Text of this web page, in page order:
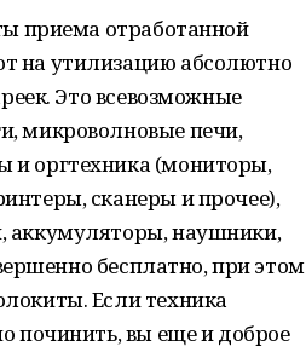
приема отработанной
на утилизацию абсолютно
Это всевозможные
микроволновые печи,
и оргтехника (мониторы,
сканеры и прочее),
аккумуляторы, наушники,
бесплатно, при этом
Если техника
починить, вы еще и доброе